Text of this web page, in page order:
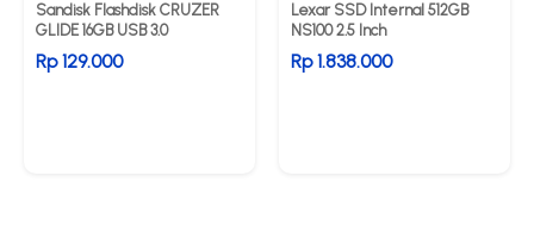
Sandisk Flashdisk CRUZER
GLIDE 16GB USB 3.0
Rp 129.000
Lexar SSD Internal 512GB
NS100 2.5 Inch
Rp 1.838.000